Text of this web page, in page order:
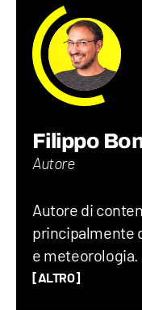
Filippo
Autore
Autore di
principalmente
e meteorologia.
un Master in
[ALTRO]